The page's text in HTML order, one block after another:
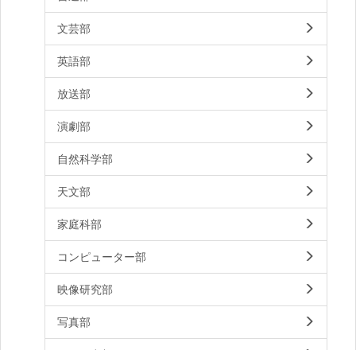
文芸部
英語部
放送部
演劇部
自然科学部
天文部
家庭科部
コンピューター部
映像研究部
写真部